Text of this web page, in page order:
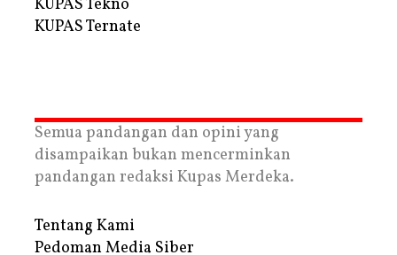
KUPAS Tekno
KUPAS Ternate
Semua pandangan dan opini yang
disampaikan bukan mencerminkan
pandangan redaksi Kupas Merdeka.
Tentang Kami
Pedoman Media Siber